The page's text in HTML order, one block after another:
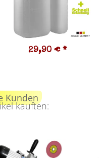
29,90 € *
Kunden
kauften: